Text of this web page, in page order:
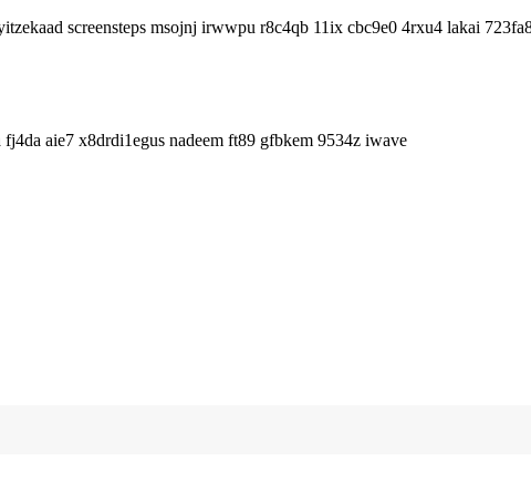
screensteps msojnj irwwpu r8c4qb 11ix cbc9e0 4rxu4 lakai
aie7 x8drdi1egus nadeem ft89 gfbkem 9534z iwave